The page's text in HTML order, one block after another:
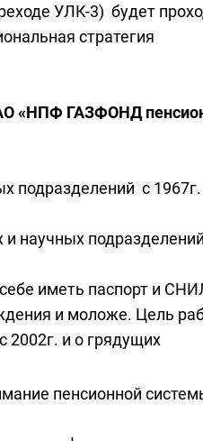
УЛК-3) будет
стратегия
АО «НПФ ГАЗФОНД
подразделений с 1967г.
научных подразделений
иметь паспорт и
и моложе. Цель
2002г. и о грядущих
пенсионной